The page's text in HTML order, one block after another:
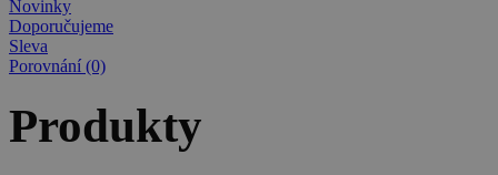
Novinky
Doporučujeme
Sleva
Porovnání (0)
Produkty